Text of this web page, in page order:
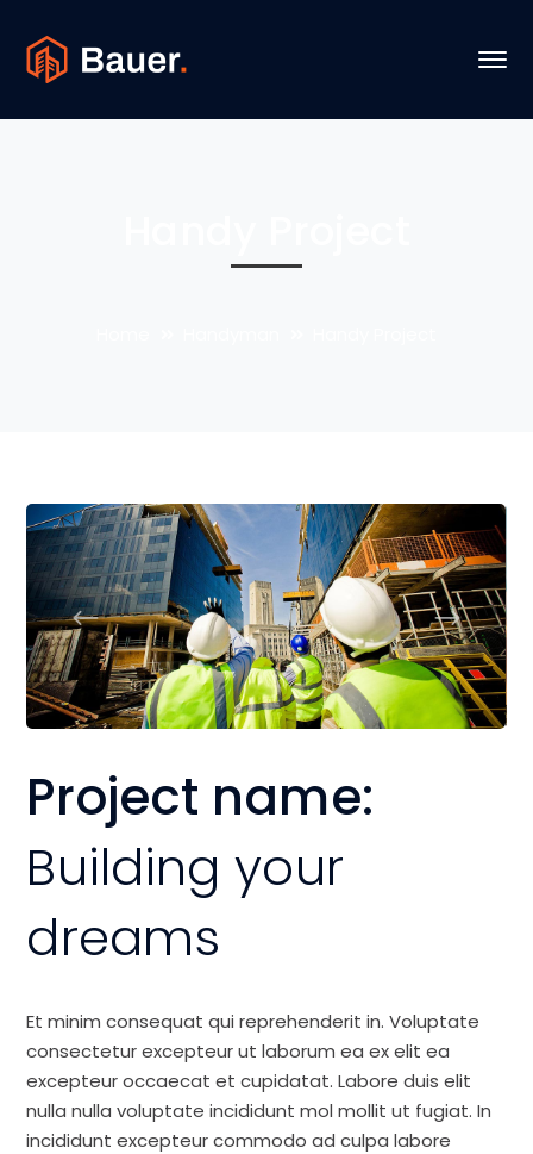
Project name:
Building your
dreams
Et minim consequat qui reprehenderit in. Voluptate
consectetur excepteur ut laborum ea ex elit ea
excepteur occaecat et cupidatat. Labore duis elit
nulla nulla voluptate incididunt mol mollit ut fugiat. In
incididunt excepteur commodo ad culpa labore